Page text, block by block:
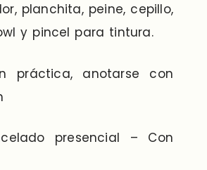
planchita, peine, cepillo,
y pincel para tintura.
práctica, anotarse con
presencial – Con